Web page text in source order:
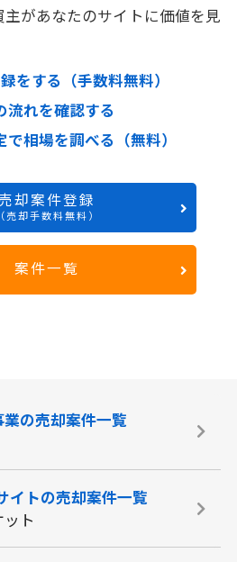
があなたのサイトに価値を見
をする（手数料無料）
流れを確認する
相場を調べる（無料）
却案件登録
（売却手数料無料）
案件一覧
業の売却案件一覧
イトの売却案件一覧
ト